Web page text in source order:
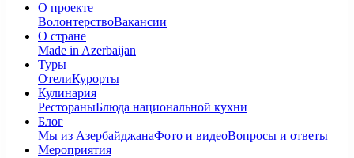
О проекте
ВолонтерствоВакансии
О стране
Made in Azerbaijan
Туры
ОтелиКурорты
Кулинария
РестораныБлюда национальной кухни
Блог
Мы из АзербайджанаФото и видеоВопросы и ответы
Мероприятия